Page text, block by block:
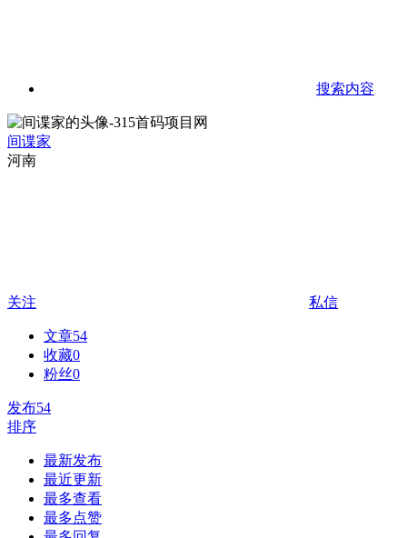
搜索内容
间谍家
河南
关注 私信
文章54
收藏0
粉丝0
发布54
排序
最新发布
最近更新
最多查看
最多点赞